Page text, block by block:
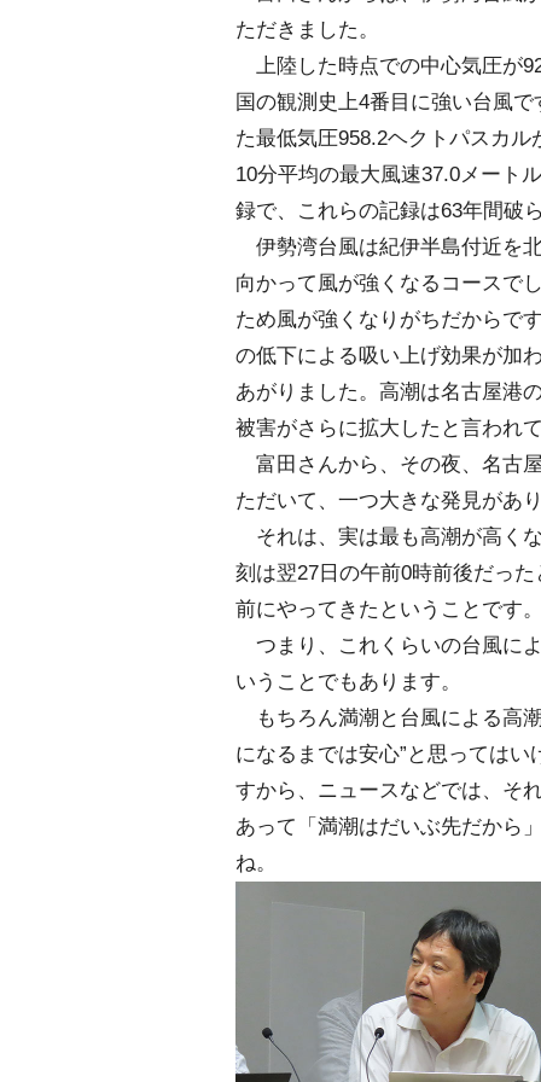
ただきました。
上陸した時点での中心気圧が
国の観測史上4番目に強い台風
た最低気圧958.2ヘクトパスカ
10分平均の最大風速37.0メート
録で、これらの記録は63年間破
伊勢湾台風は紀伊半島付近を
向かって風が強くなるコースで
ため風が強くなりがちだからで
の低下による吸い上げ効果が加
あがりました。高潮は名古屋港
被害がさらに拡大したと言われ
富田さんから、その夜、名古
ただいて、一つ大きな発見があ
それは、実は最も高潮が高く
刻は翌27日の午前0時前後だっ
前にやってきたということです
つまり、これくらいの台風に
いうことでもあります。
もちろん満潮と台風による高
になるまでは安心”と思っては
すから、ニュースなどでは、そ
あって「満潮はだいぶ先だから
ね。